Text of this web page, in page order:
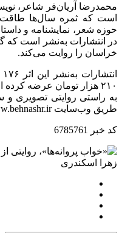
محمدرضا آریان‌فر شاعر،
حوزه شعر، نمایشنامه و
در انتشارات به‌نشر است که
خراسان را روایت می‌کند.
۲۱۰ هزار تومان عرضه
به راستی روایتی تصویری و
طریق وب‌سایت www.behnashr.ir اقدام کنند.
کد خبر 6785761
زهرا اسكندری